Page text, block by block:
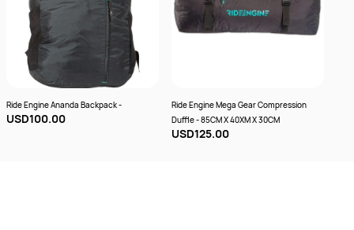
Ride Engine Ananda Backpack -
USD100.00
Ride Engine Mega Gear Compression
Duffle - 85CM X 40XM X 30CM
USD125.00